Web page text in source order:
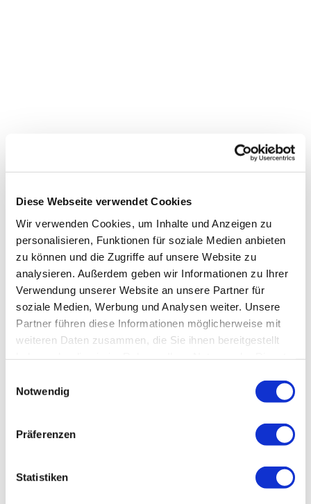
Diese Webseite verwendet Cookies
Wir verwenden Cookies, um Inhalte und Anzeigen zu
personalisieren, Funktionen für soziale Medien anbieten
zu können und die Zugriffe auf unsere Website zu
analysieren. Außerdem geben wir Informationen zu Ihrer
Verwendung unserer Website an unsere Partner für
soziale Medien, Werbung und Analysen weiter. Unsere
Partner führen diese Informationen möglicherweise mit
weiteren Daten zusammen, die Sie ihnen bereitgestellt
Notwendig
Präferenzen
Statistiken